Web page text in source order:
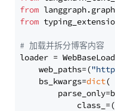
from langgraph.graph
from
# 加载并拆分博客内容
loader =
    web_paths=(
    bs_kwargs=
dict(
            class_=(